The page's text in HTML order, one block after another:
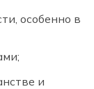
особенно в
и